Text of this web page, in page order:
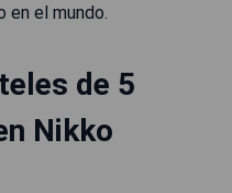
en el mundo.
de 5
Nikko